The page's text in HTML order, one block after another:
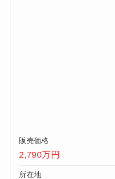
販売価格
2,790万円
所在地